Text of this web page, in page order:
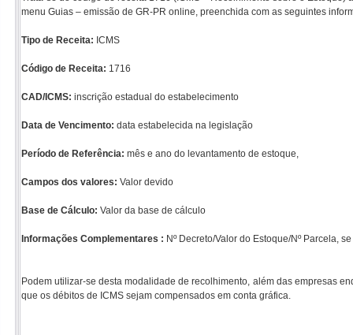
menu Guias – emissão de GR-PR online, preenchida com as seguintes
Tipo de Receita: ICMS
Código de Receita: 1716
CAD/ICMS: inscrição estadual do estabelecimento
Data de Vencimento: data estabelecida na legislação
Período de Referência: mês e ano do levantamento de estoque,
Campos dos valores: Valor devido
Base de Cálculo: Valor da base de cálculo
Informações Complementares : Nº Decreto/Valor do Estoque/Nº Parcela,
Podem utilizar-se desta modalidade de recolhimento, além das empresas
que os débitos de ICMS sejam compensados em conta gráfica.